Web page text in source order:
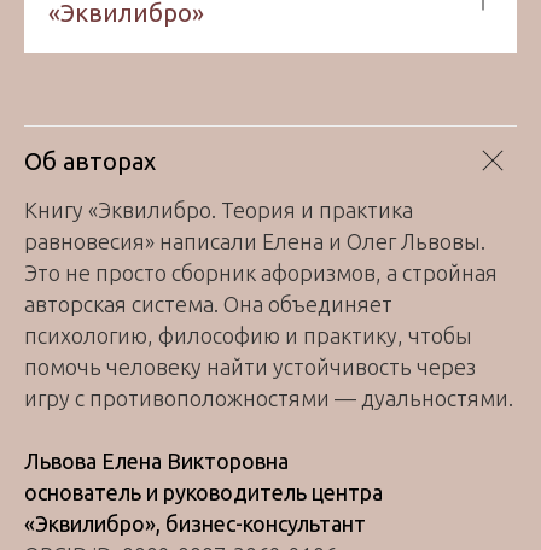
«Эквилибро»
Об авторах
Книгу «Эквилибро. Теория и практика
равновесия» написали Елена и Олег Львовы.
Это не просто сборник афоризмов, а стройная
авторская система. Она объединяет
психологию, философию и практику, чтобы
помочь человеку найти устойчивость через
игру с противоположностями — дуальностями.
Львова Елена Викторовна
основатель и руководитель центра
«Эквилибро», бизнес-консультант